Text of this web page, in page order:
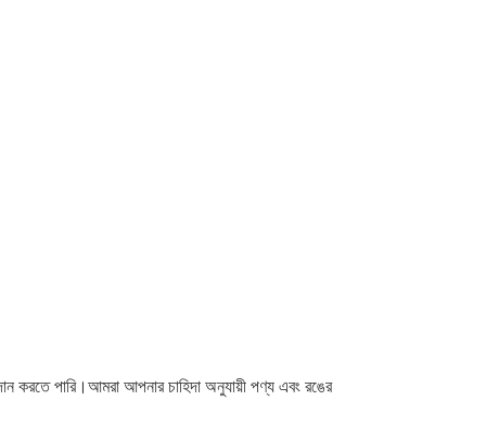
পারি।আমরা আপনার চাহিদা অনুযায়ী পণ্য এবং রঙের